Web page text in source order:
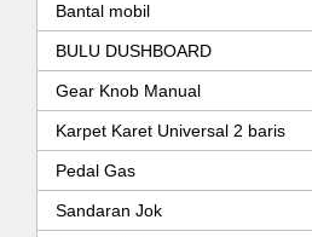
Bantal mobil
BULU DUSHBOARD
Gear Knob Manual
Karpet Karet Universal 2 baris
Pedal Gas
Sandaran Jok